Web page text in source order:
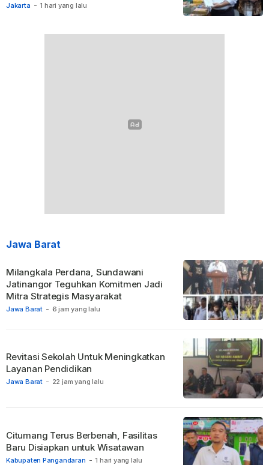
Jakarta - 1 hari yang lalu
Jawa Barat
Jawa Barat - 6 jam yang lalu
Milangkala Perdana, Sundawani
Jatinangor Teguhkan Komitmen Jadi
Mitra Strategis Masyarakat
Jawa Barat - 22 jam yang lalu
Revitasi Sekolah Untuk Meningkatkan
Layanan Pendidikan
Kabupaten Pangandaran - 1 hari yang lalu
Citumang Terus Berbenah, Fasilitas
Baru Disiapkan untuk Wisatawan